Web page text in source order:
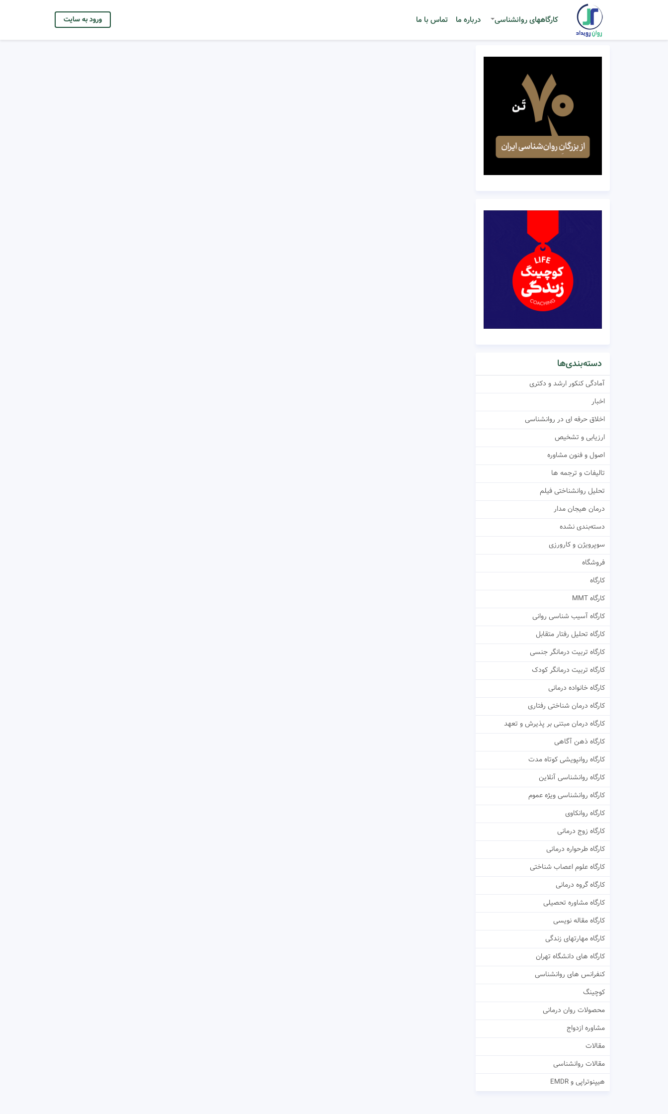
کارگاههای روانشناسی درباره ما تماس با ما ورود به سایت
دسته‌بندی‌ها
آمادگی کنکور ارشد و دکتری
اخبار
اخلاق حرفه ای در روانشناسی
ارزیابی و تشخیص
اصول و فنون مشاوره
تالیفات و ترجمه ها
تحلیل روانشناختی فیلم
درمان هیجان مدار
دسته‌بندی نشده
سوپرویژن و کارورزی
فروشگاه
کارگاه
کارگاه MMT
کارگاه آسیب شناسی روانی
کارگاه تحلیل رفتار متقابل
کارگاه تربیت درمانگر جنسی
کارگاه تربیت درمانگر کودک
کارگاه خانواده درمانی
کارگاه درمان شناختی رفتاری
کارگاه درمان مبتنی بر پذیرش و تعهد
کارگاه ذهن آگاهی
کارگاه روانپویشی کوتاه مدت
کارگاه روانشناسی آنلاین
کارگاه روانشناسی ویژه عموم
کارگاه روانکاوی
کارگاه زوج درمانی
کارگاه طرحواره درمانی
کارگاه علوم اعصاب شناختی
کارگاه گروه درمانی
کارگاه مشاوره تحصیلی
کارگاه مقاله نویسی
کارگاه مهارتهای زندگی
کارگاه های دانشگاه تهران
کنفرانس های روانشناسی
کوچینگ
محصولات روان درمانی
مشاوره ازدواج
مقالات
مقالات روانشناسی
هیپنوتراپی و EMDR